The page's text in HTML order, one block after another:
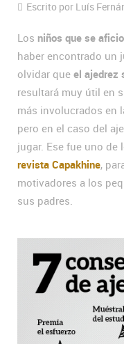
Escrito por Luís
Los niños que se
haber encontrado un
olvidar que el ajedrez
resultará muy útil en
más involucrados en
pero en el caso del
jugar. Ese fue uno
revista Capakhine,
motivadores a los
sus padres.